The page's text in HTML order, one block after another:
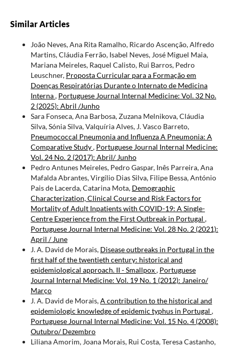
Similar Articles
João Neves, Ana Rita Ramalho, Ricardo Ascenção, Alfredo
Martins, Cláudia Ferrão, Isabel Neves, José Miguel Maia,
Mariana Meireles, Raquel Calisto, Rui Barros, Pedro
Leuschner, Proposta Curricular para a Formação em
Doenças Respiratórias Durante o Internato de Medicina
Interna, Portuguese Journal Internal Medicine: Vol. 32 No.
2 (2025): Abril /Junho
Sara Fonseca, Ana Barbosa, Zuzana Melnikova, Cláudia
Silva, Sónia Silva, Valquíria Alves, J. Vasco Barreto,
Pneumococcal Pneumonia and Influenza A Pneumonia: A
Comparative Study, Portuguese Journal Internal Medicine:
Vol. 24 No. 2 (2017): Abril/ Junho
Pedro Antunes Meireles, Pedro Gaspar, Inês Parreira, Ana
Mafalda Abrantes, Virgílio Dias Silva, Filipe Bessa, António
Pais de Lacerda, Catarina Mota, Demographic
Characterization, Clinical Course and Risk Factors for
Mortality of Adult Inpatients with COVID-19: A Single-
Centre Experience from the First Outbreak in Portugal ,
Portuguese Journal Internal Medicine: Vol. 28 No. 2 (2021):
April / June
J. A. David de Morais, Disease outbreaks in Portugal in the
first half of the twentieth century: historical and
epidemiological approach. II - Smallpox, Portuguese
Journal Internal Medicine: Vol. 19 No. 1 (2012): Janeiro/
Março
J. A. David de Morais,A contribution to the historical and
epidemiologic knowledge of epidemic typhus in Portugal ,
Portuguese Journal Internal Medicine: Vol. 15 No. 4 (2008):
Outubro/ Dezembro
Liliana Amorim, Joana Morais, Rui Costa, Teresa Castanho,